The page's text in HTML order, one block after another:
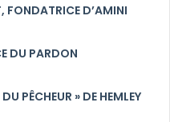
FONDATRICE D’AMINI
DU PARDON
DU PÊCHEUR » DE HEMLEY